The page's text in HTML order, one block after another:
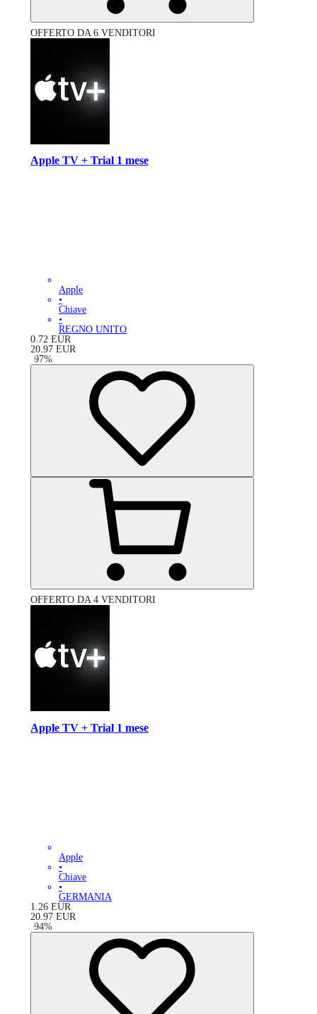
OFFERTO DA 6 VENDITORI
Apple TV + Trial 1 mese
Apple
•
Chiave
•
REGNO UNITO
0.72 EUR
20.97 EUR
-97%
OFFERTO DA 4 VENDITORI
Apple TV + Trial 1 mese
Apple
•
Chiave
•
GERMANIA
1.26 EUR
20.97 EUR
-94%